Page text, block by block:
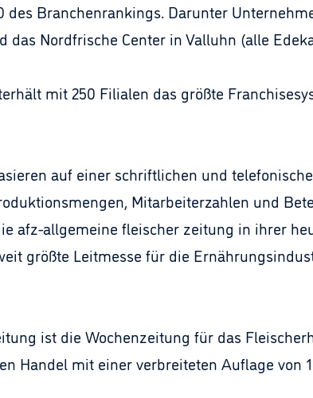
des Branchenrankings. Darunter
das Nordfrische Center in Valluhn (alle
mit 250 Filialen das größte
auf einer schriftlichen und
Mitarbeiterzahlen und
afz-allgemeine fleischer zeitung in ihrer
größte Leitmesse für die
ist die Wochenzeitung für das
Handel mit einer verbreiteten Auflage von